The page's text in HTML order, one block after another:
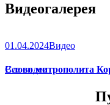
Видеогалерея
01.04.2024Видео
Слово митрополита
Все видео